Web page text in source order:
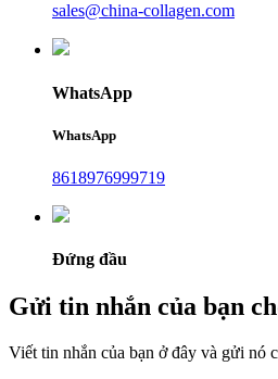
sales@china-collagen.com
WhatsApp
WhatsApp
8618976999719
Đứng đầu
Gửi tin nhắn của bạn
Viết tin nhắn của bạn ở đây và gửi nó